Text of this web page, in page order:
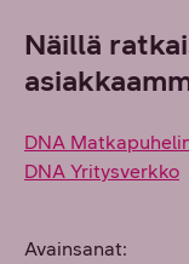
Näillä
DNA
DNA Yritysverkko
Avainsanat: